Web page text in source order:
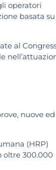
operatori
basata su
al
nuove ed
(HRP)
oltre 300.000